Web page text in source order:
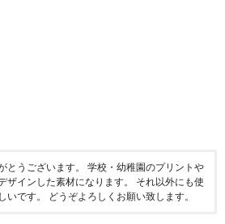
とうございます。 学校・幼稚園のプリントや
ザインした素材になります。 それ以外にも使
いです。 どうぞよろしくお願い致します。